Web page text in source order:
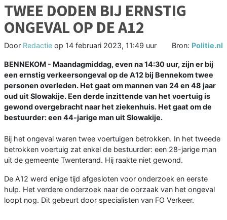
TWEE DODEN BIJ ERNSTIG
ONGEVAL OP DE A12
Door Redactie op 14 februari 2023, 11:49 uur Bron: Politie.nl
BENNEKOM - Maandagmiddag, even na 14:30 uur, zijn er bij
een ernstig verkeersongeval op de A12 bij Bennekom twee
personen overleden. Het gaat om mannen van 24 en 48 jaar
oud uit Slowakije. Een derde inzittende van het voertuig is
gewond overgebracht naar het ziekenhuis. Het gaat om de
bestuurder: een 44-jarige man uit Slowakije.
Bij het ongeval waren twee voertuigen betrokken. In het tweede
betrokken voertuig zat enkel de bestuurder: een 28-jarige man
uit de gemeente Twenterand. Hij raakte niet gewond.
De A12 werd enige tijd afgesloten voor onderzoek en eerste
hulp. Het verdere onderzoek naar de oorzaak van het ongeval
loopt nog. Dit gebeurt door specialisten van FO Verkeer.